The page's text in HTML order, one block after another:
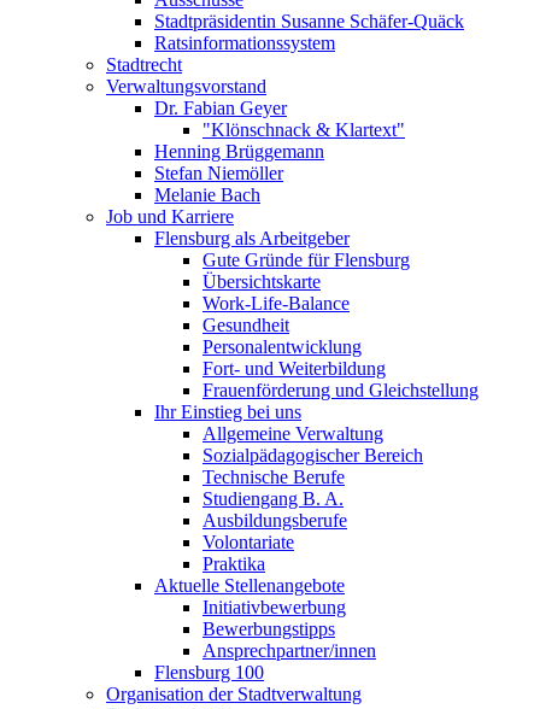
Stadtpräsidentin Susanne Schäfer-Quäck
Ratsinformationssystem
Stadtrecht
Verwaltungsvorstand
Dr. Fabian Geyer
"Klönschnack & Klartext"
Henning Brüggemann
Stefan Niemöller
Melanie Bach
Job und Karriere
Flensburg als Arbeitgeber
Gute Gründe für Flensburg
Übersichtskarte
Work-Life-Balance
Gesundheit
Personalentwicklung
Fort- und Weiterbildung
Frauenförderung und Gleichstellung
Ihr Einstieg bei uns
Allgemeine Verwaltung
Sozialpädagogischer Bereich
Technische Berufe
Studiengang B. A.
Ausbildungsberufe
Volontariate
Praktika
Aktuelle Stellenangebote
Initiativbewerbung
Bewerbungstipps
Ansprechpartner/innen
Flensburg 100
Organisation der Stadtverwaltung